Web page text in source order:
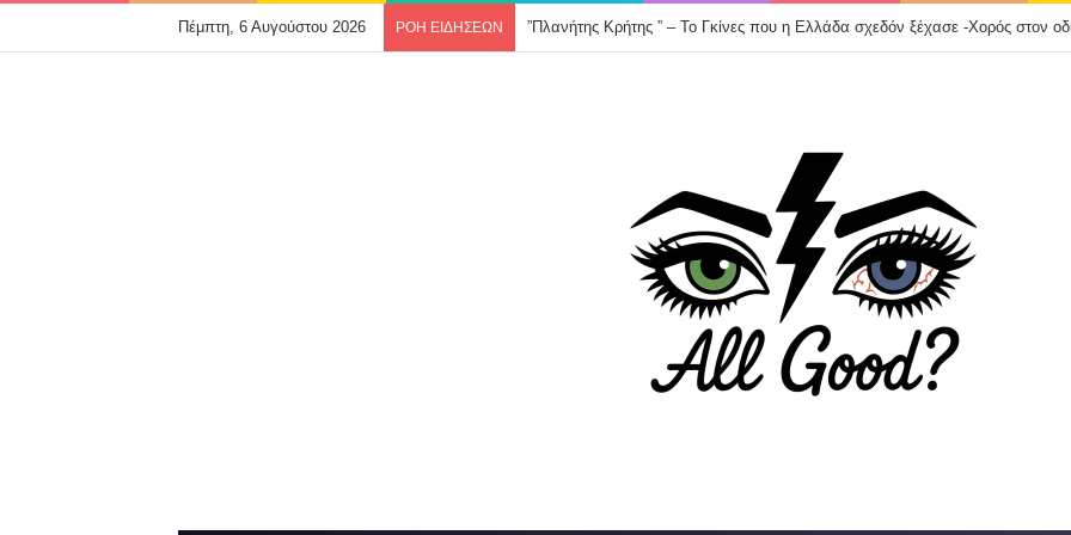
Πέμπτη, 6 Αυγούστου 2026 ΡΟΗ ΕΙΔΗΣΕΩΝ